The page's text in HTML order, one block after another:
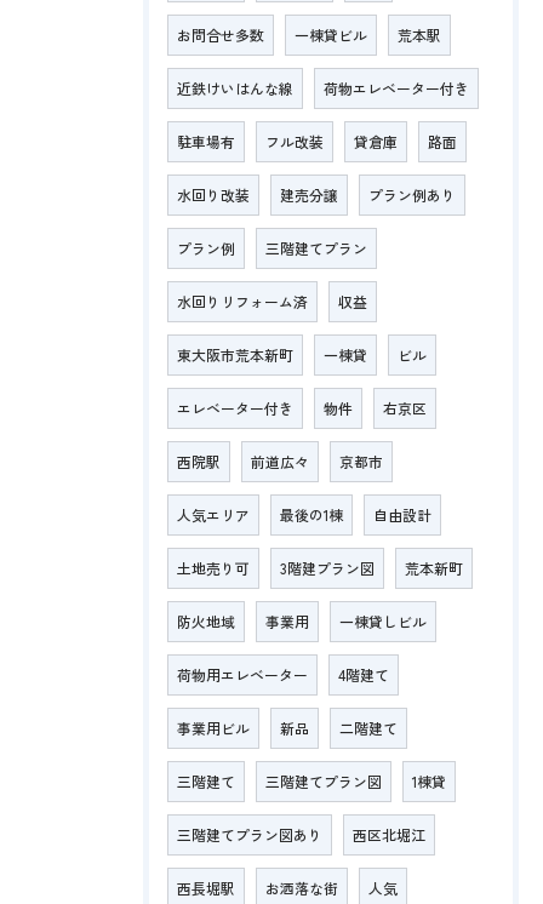
お問合せ多数 一棟貸ビル 荒本駅
近鉄けいはんな線 荷物エレベーター付き
駐車場有 フル改装 貸倉庫 路面
水回り改装 建売分譲 プラン例あり
プラン例 三階建てプラン
水回りリフォーム済 収益
東大阪市荒本新町 一棟貸 ビル
エレベーター付き 物件 右京区
西院駅 前道広々 京都市
人気エリア 最後の1棟 自由設計
土地売り可 3階建プラン図 荒本新町
防火地域 事業用 一棟貸しビル
荷物用エレベーター 4階建て
事業用ビル 新品 二階建て
三階建て 三階建てプラン図 1棟貸
三階建てプラン図あり 西区北堀江
西長堀駅 お洒落な街 人気